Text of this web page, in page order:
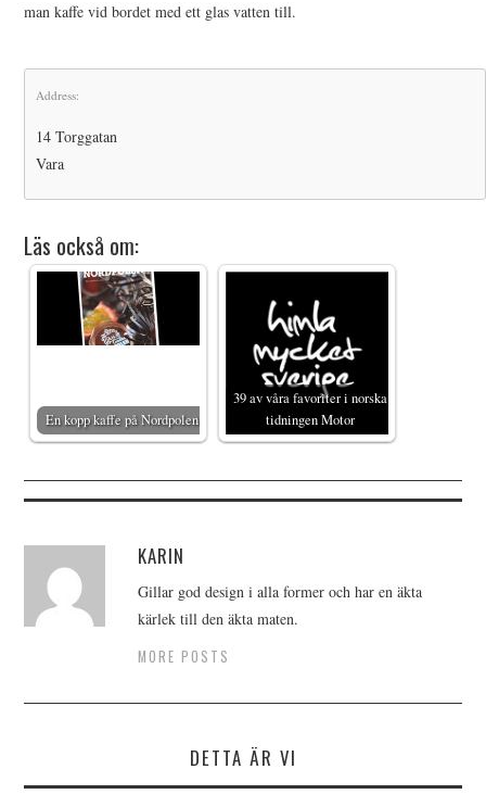
man kaffe vid bordet med ett glas vatten till.
Address:
14 Torggatan
Vara
Läs också om:
En kopp kaffe på Nordpolen
39 av våra favoriter i norska
tidningen Motor
KARIN
Gillar god design i alla former och har en äkta
kärlek till den äkta maten.
MORE POSTS
DETTA ÄR VI